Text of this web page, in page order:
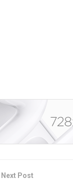
Next Post